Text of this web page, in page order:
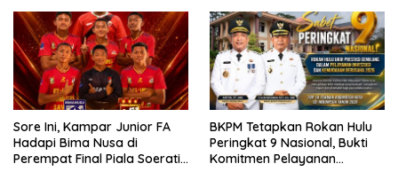
Sore Ini, Kampar Junior FA
Hadapi Bima Nusa di
Perempat Final Piala Soeratin
BKPM Tetapkan Rokan Hulu
Peringkat 9 Nasional, Bukti
Komitmen Pelayanan